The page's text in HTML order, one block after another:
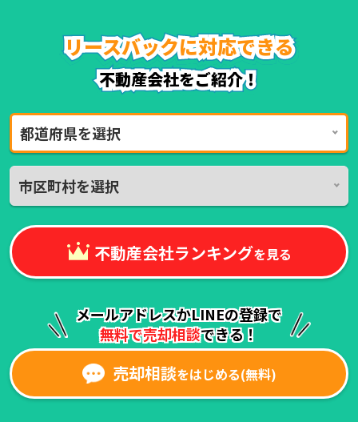
リースバックに対応できる
リースバックに対応できる
リースバックに対応できる
不動産会社をご紹介！
リースバックに対応できる
リースバックに対応できる
リースバックに対応できる
不動産会社をご紹介！
都道府県を選択
市区町村を選択
不動産会社ランキングを見る
メールアドレスかLINEの登録で
無料で売却相談できる！
売却相談をはじめる(無料)